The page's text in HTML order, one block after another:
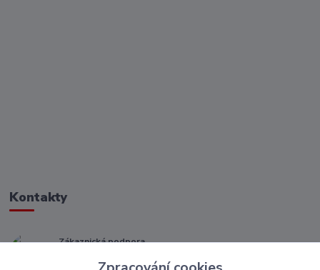
Kontakty
Zákaznická podpora